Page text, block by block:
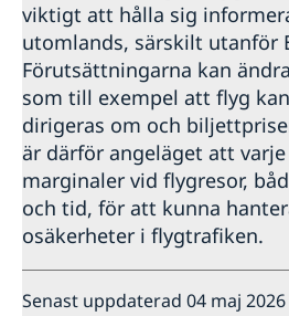
Larmcentraler
Förlust av pass
Ansökan om pass för barn
Provisoriskt pass
Nationellt id-kort
Samordningsnummer
Namnändring
Utlämning av pass och
Om svenskt medborgarskap
Gifta sig utomlands
Avgifter
Levnadsintyg
Legaliseringar
Advokatlistan
Terrorism
Naturförhållanden och
In- och utresebestämmelser
Hälso- och sjukvård
Lokala lagar och sedvänjor
Kriminalitet och personlig
Trafiksäkerhet
Resa i landet
viktigt att hålla sig
utomlands, särskilt utanför
Förutsättningarna kan
som till exempel att flyg
dirigeras om och
är därför angeläget att
marginaler vid flygresor,
och tid, för att kunna
osäkerheter i flygtrafiken.
Senast uppdaterad 04 maj 2026